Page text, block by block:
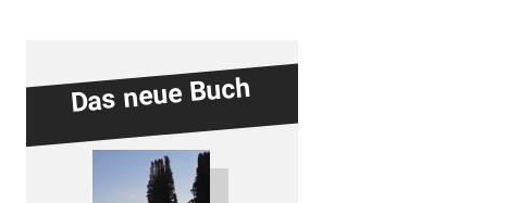
Das neue Buch